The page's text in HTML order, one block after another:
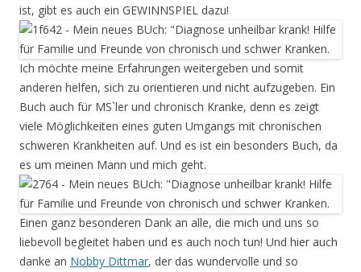
ist, gibt es auch ein GEWINNSPIEL dazu!
Ich möchte meine Erfahrungen weitergeben und somit
anderen helfen, sich zu orientieren und nicht aufzugeben. Ein
Buch auch für MS`ler und chronisch Kranke, denn es zeigt
viele Möglichkeiten eines guten Umgangs mit chronischen
schweren Krankheiten auf. Und es ist ein besonders Buch, da
es um meinen Mann und mich geht.
Einen ganz besonderen Dank an alle, die mich und uns so
liebevoll begleitet haben und es auch noch tun! Und hier auch
danke an Nobby Dittmar, der das wundervolle und so